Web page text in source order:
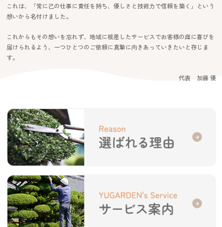
これは、「常に己の仕事に責任を持ち、優しさと技術力で信頼を築く」という
想いから名付けました。
これからもその想いを忘れず、地域に根差したサービスでお客様の庭に喜びを
届けられるよう、一つひとつのご依頼に真摯に向きあっていきたいと存じま
す。
代表 加藤 優